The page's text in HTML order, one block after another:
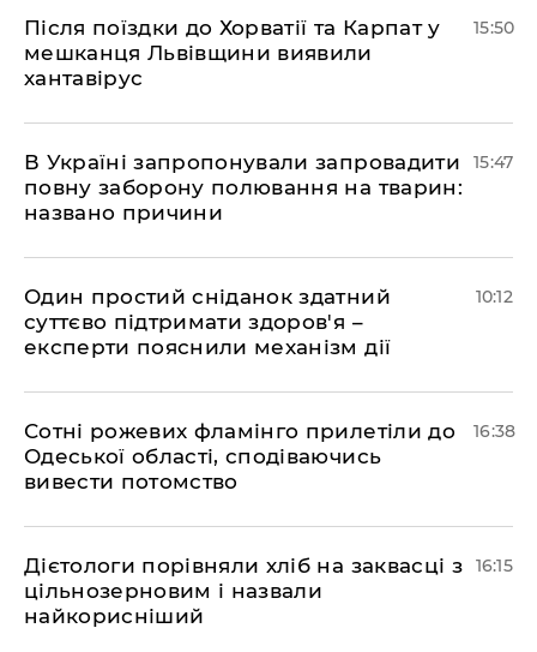
Після поїздки до Хорватії та Карпат у
мешканця Львівщини виявили
хантавірус
15:50
В Україні запропонували запровадити
повну заборону полювання на тварин:
названо причини
15:47
Один простий сніданок здатний
суттєво підтримати здоров'я –
експерти пояснили механізм дії
10:12
Сотні рожевих фламінго прилетіли до
Одеської області, сподіваючись
вивести потомство
16:38
Дієтологи порівняли хліб на заквасці з
цільнозерновим і назвали
найкорисніший
16:15